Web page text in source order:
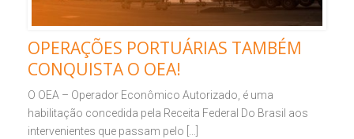
OPERAÇÕES PORTUÁRIAS TAMBÉM
CONQUISTA O OEA!
O OEA – Operador Econômico Autorizado, é uma
habilitação concedida pela Receita Federal Do Brasil aos
intervenientes que passam pelo […]